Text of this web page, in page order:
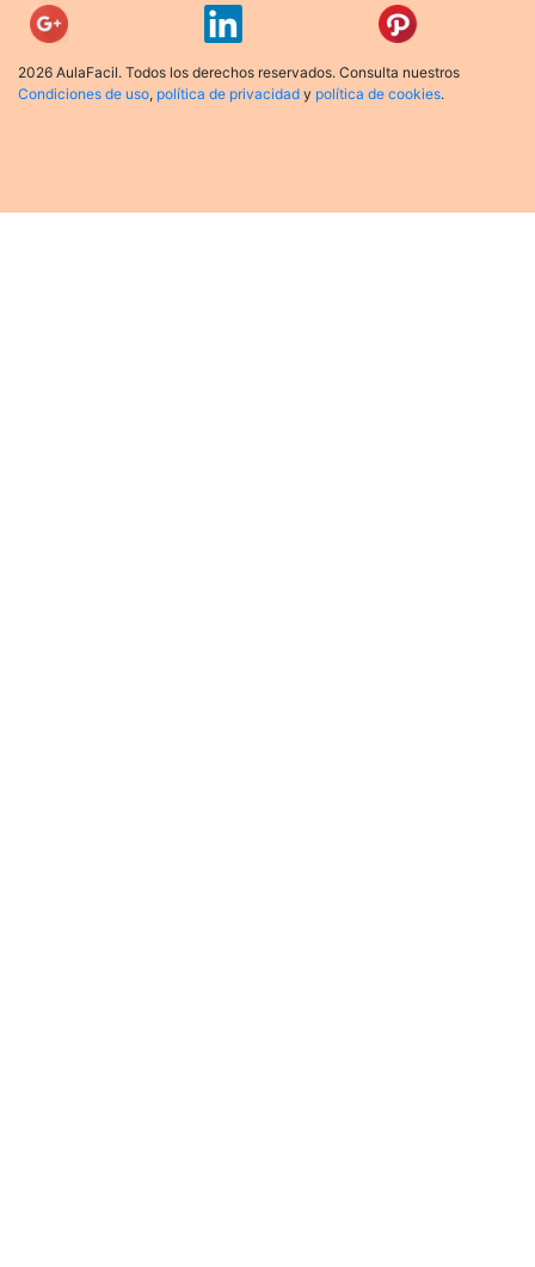
2026 AulaFacil. Todos los derechos reservados. Consulta nuestros
Condiciones de uso, política de privacidad y política de cookies.